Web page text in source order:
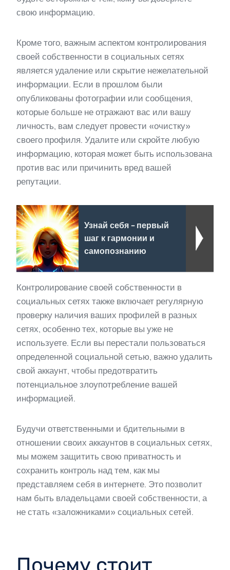
свою информацию.
Кроме того, важным аспектом контролирования
своей собственности в социальных сетях
является удаление или скрытие нежелательной
информации. Если в прошлом были
опубликованы фотографии или сообщения,
которые больше не отражают вас или вашу
личность, вам следует провести «очистку»
своего профиля. Удалите или скройте любую
информацию, которая может быть использована
против вас или причинить вред вашей
репутации.
Узнай себя - первый
шаг к гармонии и
самопознанию
Контролирование своей собственности в
социальных сетях также включает регулярную
проверку наличия ваших профилей в разных
сетях, особенно тех, которые вы уже не
используете. Если вы перестали пользоваться
определенной социальной сетью, важно удалить
свой аккаунт, чтобы предотвратить
потенциальное злоупотребление вашей
информацией.
Будучи ответственными и бдительными в
отношении своих аккаунтов в социальных сетях,
мы можем защитить свою приватность и
сохранить контроль над тем, как мы
представляем себя в интернете. Это позволит
нам быть владельцами своей собственности, а
не стать «заложниками» социальных сетей.